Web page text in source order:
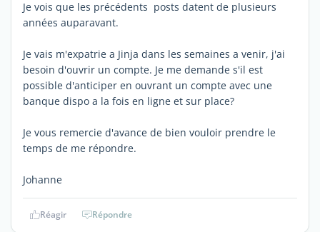
Je vois que les précédents posts datent de plusieurs
années auparavant.
Je vais m'expatrie a Jinja dans les semaines a venir, j'ai
besoin d'ouvrir un compte. Je me demande s'il est
possible d'anticiper en ouvrant un compte avec une
banque dispo a la fois en ligne et sur place?
Je vous remercie d'avance de bien vouloir prendre le
temps de me répondre.
Johanne
Réagir Répondre